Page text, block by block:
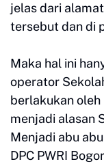
jelas dari
tersebut dan di
Maka hal ini
operator
berlakukan
menjadi alasan
Menjadi abu
DPC PWRI